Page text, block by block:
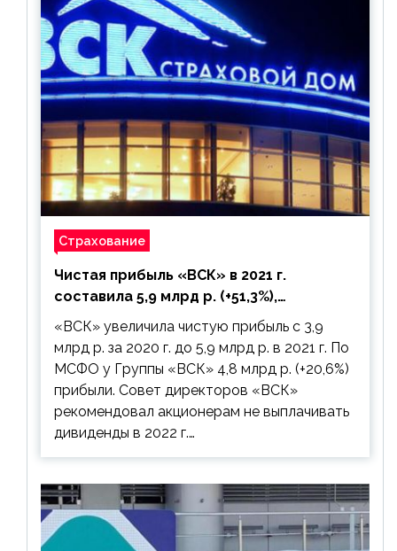
Страхование
Чистая прибыль «ВСК» в 2021 г.
составила 5,9 млрд р. (+51,3%),
дивиденды рекомендовано не
выплачивать
«ВСК» увеличила чистую прибыль с 3,9
млрд р. за 2020 г. до 5,9 млрд р. в 2021 г. По
МСФО у Группы «ВСК» 4,8 млрд р. (+20,6%)
прибыли. Совет директоров «ВСК»
рекомендовал акционерам не выплачивать
дивиденды в 2022 г.…